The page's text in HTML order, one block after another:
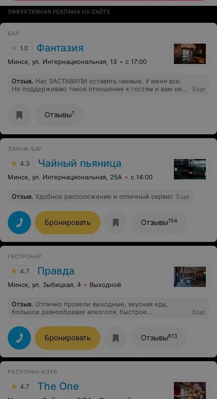
ЭФФЕКТИВНАЯ РЕКЛАМА НА САЙТЕ
БАР
1.0 Фантазия
Минск, ул. Интернациональная, 13 с 17:00
Отзыв. Нас ЗАСТАВИЛИ оставить чаевые. У меня все.
Не поддерживаю такое отношение к гостям и вам не
Еще
Отзывы1
ЛАУНЖ-БАР
4.3 Чайный пьяница
Минск, ул. Интернациональная, 25А с 14:00
Отзыв. Удобное расположение и отличный сервис Еще
Бронировать Отзывы154
ГАСТРОБАР
4.7 Правда
Минск, ул. Зыбицкая, 4 Выходной
Отзыв. Отлично провели выходные, вкусная еда,
большое разнообразие алкоголя, быстрое
рекомендую посетить❤️
Еще
Бронировать Отзывы613
РЕСТОРАН-КЛУБ
4.7 The One